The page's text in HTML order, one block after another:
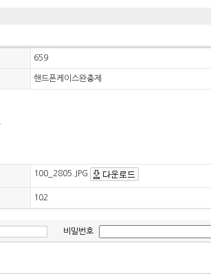
659
핸드폰케이스완충제
100_2805.JPG
102
비밀번호